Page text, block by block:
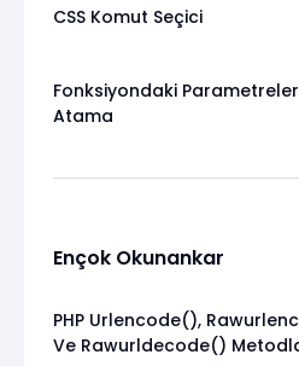
CSS Komut Seçici
Fonksiyondaki
Atama
Ençok Okunankar
PHP Urlencode(),
Ve Rawurldecode()